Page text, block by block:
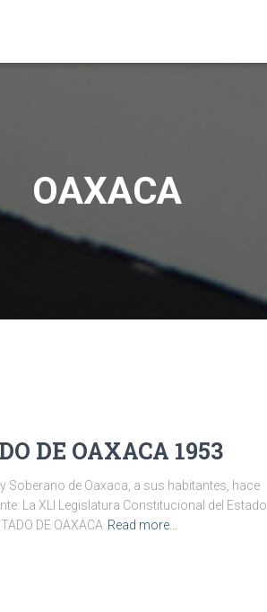
OAXACA
DE OAXACA 1953
Soberano de Oaxaca, a sus habitantes, hace
La XLI Legislatura Constitucional del Estado
DE OAXACA Read more…